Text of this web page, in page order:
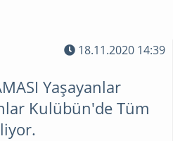
18.11.2020 14:39
Yaşayanlar
Kulübün'de Tüm